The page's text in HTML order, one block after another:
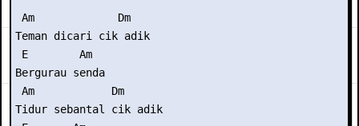
Am             Dm
Teman dicari cik adik
E        Am
Bergurau senda
Am            Dm
Tidur sebantal cik adik